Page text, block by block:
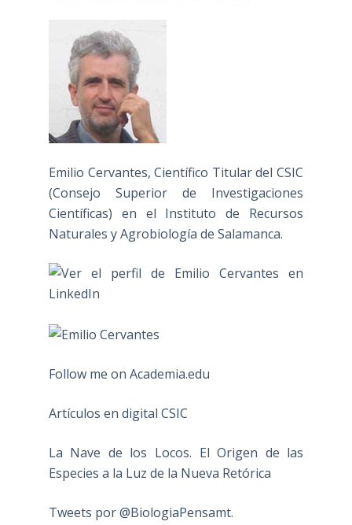
Emilio Cervantes, Científico Titular del CSIC
(Consejo Superior de Investigaciones
Científicas) en el Instituto de Recursos
Naturales y Agrobiología de Salamanca.
Follow me on Academia.edu
Artículos en digital CSIC
La Nave de los Locos. El Origen de las
Especies a la Luz de la Nueva Retórica
Tweets por @BiologiaPensamt.